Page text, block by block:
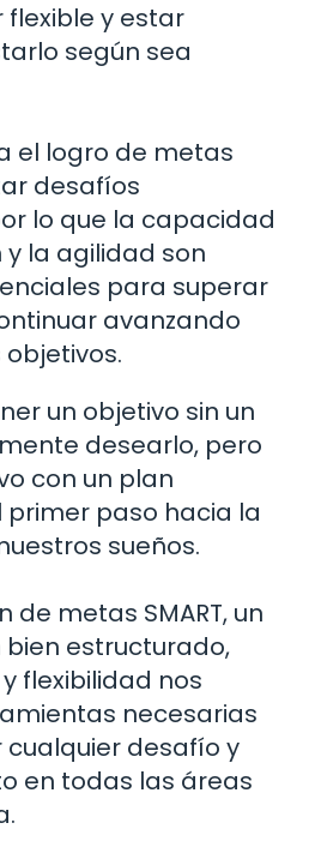
y estar
según sea
el logro de metas
desafíos
lo que la capacidad
la agilidad son
para superar
avanzando
un objetivo sin un
desearlo, pero
con un plan
paso hacia la
sueños.
de metas SMART, un
estructurado,
flexibilidad nos
necesarias
desafío y
en todas las áreas